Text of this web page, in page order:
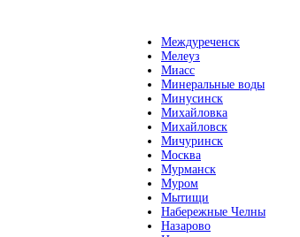
Междуреченск
Мелеуз
Миасс
Минеральные воды
Минусинск
Михайловка
Михайловск
Мичуринск
Москва
Мурманск
Муром
Мытищи
Набережные Челны
Назарово